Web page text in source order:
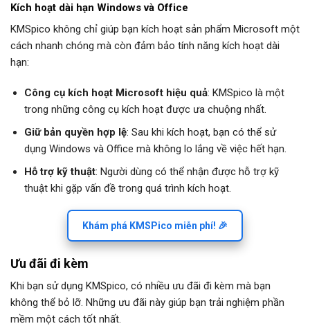
Kích hoạt dài hạn Windows và Office
KMSpico không chỉ giúp bạn kích hoạt sản phẩm Microsoft một
cách nhanh chóng mà còn đảm bảo tính năng kích hoạt dài
hạn:
Công cụ kích hoạt Microsoft hiệu quả: KMSpico là một
trong những công cụ kích hoạt được ưa chuộng nhất.
Giữ bản quyền hợp lệ: Sau khi kích hoạt, bạn có thể sử
dụng Windows và Office mà không lo lắng về việc hết hạn.
Hỗ trợ kỹ thuật: Người dùng có thể nhận được hỗ trợ kỹ
thuật khi gặp vấn đề trong quá trình kích hoạt.
Khám phá KMSPico miễn phí! 🎉
Ưu đãi đi kèm
Khi bạn sử dụng KMSpico, có nhiều ưu đãi đi kèm mà bạn
không thể bỏ lỡ. Những ưu đãi này giúp bạn trải nghiệm phần
mềm một cách tốt nhất.